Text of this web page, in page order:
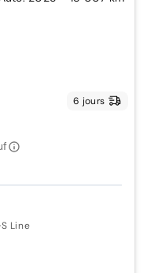
6 jours
S Line